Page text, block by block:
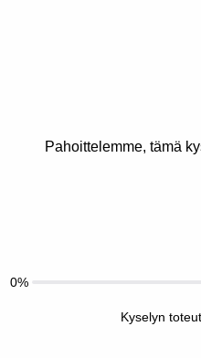
Pahoittelemme, tämä
0%
Kyselyn